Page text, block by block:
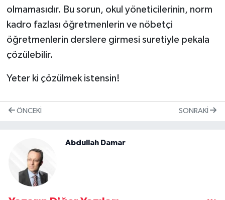
olmamasıdır. Bu sorun, okul yöneticilerinin, norm
kadro fazlası öğretmenlerin ve nöbetçi
öğretmenlerin derslere girmesi suretiyle pekala
çözülebilir.
Yeter ki çözülmek istensin!
ÖNCEKI SONRAKI
Abdullah Damar